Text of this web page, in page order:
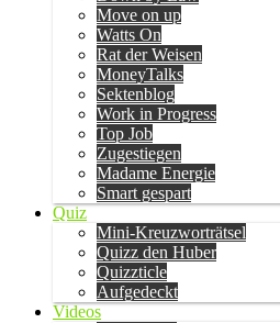
Move on up
Watts On
Rat der Weisen
MoneyTalks
Sektenblog
Work in Progress
Top Job
Zugestiegen
Madame Energie
Smart gespart
Quiz
Mini-Kreuzworträtsel
Quizz den Huber
Quizzticle
Aufgedeckt
Videos